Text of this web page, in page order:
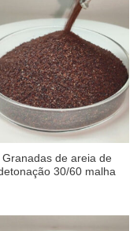
Granadas de areia de
30/60 malha